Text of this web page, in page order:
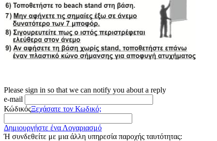
Please sign in so that we can notify you about a reply
e-mail
ΚώδικόςΞεχάσατε τον Κωδικό;
Δημιουργήστε ένα Λογαριασμό
Ή συνδεθείτε με μια άλλη υπηρεσία παροχής ταυτότητας: